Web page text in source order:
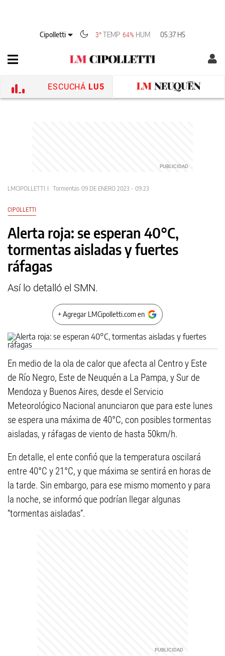
Cipolletti 3°TEMP 64% HUM 05:37 HS
ESCUCHÁ LU5
LMCIPOLLETTI Tormentas 09 DE ENERO 2023 - 09:23
CIPOLLETTI
Alerta roja: se esperan 40°C,
tormentas aisladas y fuertes
ráfagas
Así lo detalló el SMN.
+ Agregar LMCipolletti.com en
En medio de la ola de calor que afecta al Centro y Este
de Río Negro, Este de Neuquén a La Pampa, y Sur de
Mendoza y Buenos Aires, desde el Servicio
Meteorológico Nacional anunciaron que para este lunes
se espera una máxima de 40°C, con posibles tormentas
aisladas, y ráfagas de viento de hasta 50km/h.
En detalle, el ente confió que la temperatura oscilará
entre 40°C y 21°C, y que máxima se sentirá en horas de
la tarde. Sin embargo, para ese mismo momento y para
la noche, se informó que podrían llegar algunas
“tormentas aisladas”.